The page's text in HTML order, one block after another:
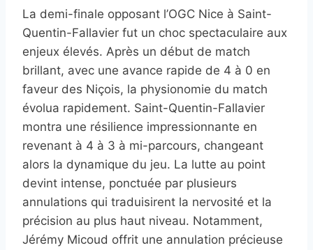
La demi-finale opposant l’OGC Nice à Saint-
Quentin-Fallavier fut un choc spectaculaire aux
enjeux élevés. Après un début de match
brillant, avec une avance rapide de 4 à 0 en
faveur des Niçois, la physionomie du match
évolua rapidement. Saint-Quentin-Fallavier
montra une résilience impressionnante en
revenant à 4 à 3 à mi-parcours, changeant
alors la dynamique du jeu. La lutte au point
devint intense, ponctuée par plusieurs
annulations qui traduisirent la nervosité et la
précision au plus haut niveau. Notamment,
Jérémy Micoud offrit une annulation précieuse